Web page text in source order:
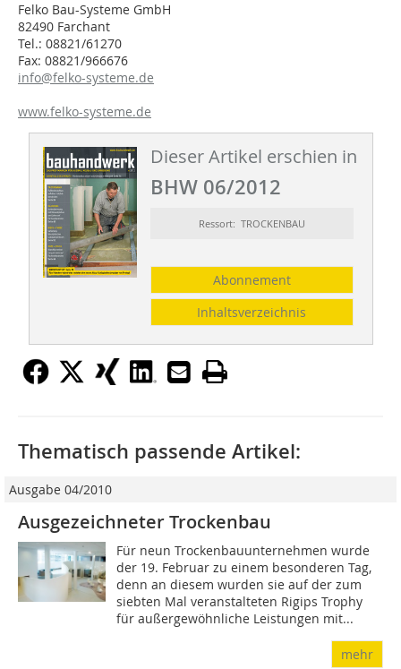
Felko Bau-Systeme GmbH
82490 Farchant
Tel.: 08821/61270
Fax: 08821/966676
info@felko-systeme.de
www.felko-systeme.de
Dieser Artikel erschien in
BHW 06/2012
Ressort: TROCKENBAU
Abonnement
Inhaltsverzeichnis
Thematisch passende Artikel:
Ausgabe 04/2010
Ausgezeichneter Trockenbau
Für neun Trockenbauunternehmen wurde
der 19. Februar zu einem besonderen Tag,
denn an diesem wurden sie auf der zum
siebten Mal veranstalteten Rigips Trophy
für außergewöhnliche Leistungen mit...
mehr